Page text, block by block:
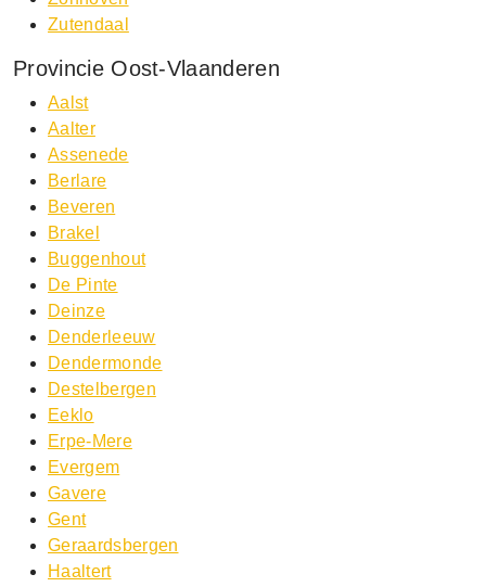
Zutendaal
Provincie Oost-Vlaanderen
Aalst
Aalter
Assenede
Berlare
Beveren
Brakel
Buggenhout
De Pinte
Deinze
Denderleeuw
Dendermonde
Destelbergen
Eeklo
Erpe-Mere
Evergem
Gavere
Gent
Geraardsbergen
Haaltert